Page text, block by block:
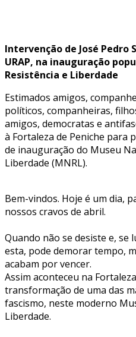
Intervenção de José Pedro
URAP, na inauguração
Resistência e Liberdade
Estimados amigos,
políticos, companheiras,
amigos, democratas e
à Fortaleza de Peniche
de inauguração do Museu
Liberdade (MNRL).
Bem-vindos. Hoje é um dia,
nossos cravos de abril.
Quando não se desiste e, se
esta, pode demorar tempo,
acabam por vencer.
Assim aconteceu na
transformação de uma das
fascismo, neste moderno
Liberdade.